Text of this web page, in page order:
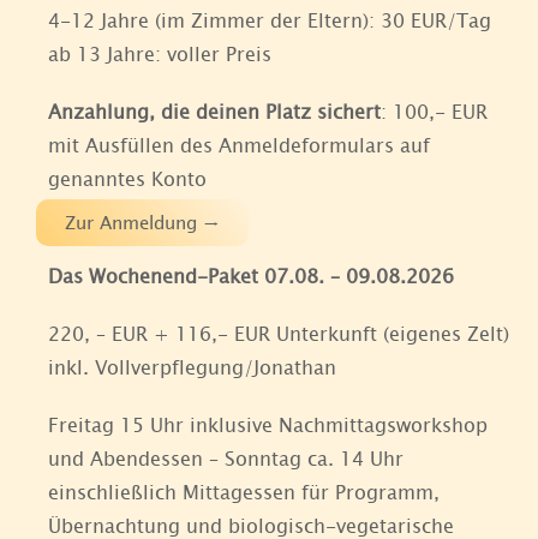
4-12 Jahre (im Zimmer der Eltern): 30 EUR/Tag
ab 13 Jahre: voller Preis
Anzahlung, die deinen Platz sichert: 100,- EUR
mit Ausfüllen des Anmeldeformulars auf
genanntes Konto
Zur Anmeldung →
Das Wochenend-Paket 07.08. – 09.08.2026
220, – EUR + 116,- EUR Unterkunft (eigenes Zelt)
inkl. Vollverpflegung/Jonathan
Freitag 15 Uhr inklusive Nachmittagsworkshop
und Abendessen – Sonntag ca. 14 Uhr
einschließlich Mittagessen für Programm,
Übernachtung und biologisch-vegetarische